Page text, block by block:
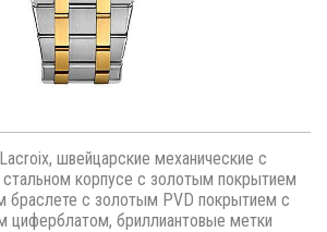
швейцарские механические с
корпусе с золотым покрытием
браслете с золотым PVD покрытием с
циферблатом, бриллиантовые метки